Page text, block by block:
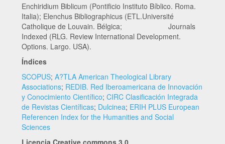
Enchiridium Biblicum (Pontificio Instituto Bíblico. Roma.
Italia); Elenchus Bibliographicus (ETL.Université
Catholique de Louvain. Bélgica; Journals
Indexed (RLG. Review International Development.
Options. Largo. USA).
Índices
SCOPUS; A?TLA American Theological Library
Associations; REDIB. Red Iberoamericana de Innovación
y Conocimiento Científico; CIRC Clasificación Integrada
de Revistas Científicas; Dulcinea; ERIH PLUS European
Referencen Index for the Humanities and Social
Sciences